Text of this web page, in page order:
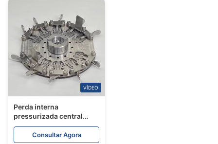
VÍDEO
Perda interna
pressurizada central
AC220-240V da máquina
de polonês da fibra ótica
Consultar Agora